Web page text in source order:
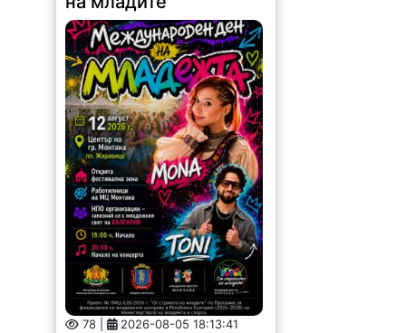
78 | 2026-08-05 18:13:41